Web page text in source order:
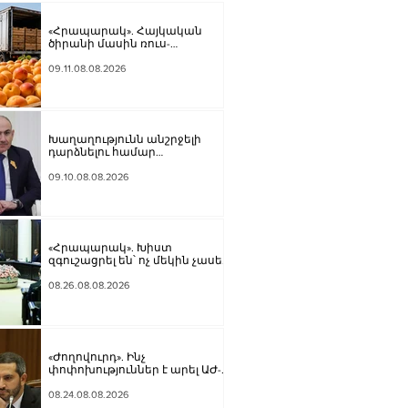
«Հրապարակ». Հայկական
ծիրանի մասին ռուս-
մատնել են «հայկական
09.11.08.08.2026
Խաղաղությունն անշրջելի
դարձնելու համար
«Լեռնային Ղարաբաղի հայերի
09.10.08.08.2026
«Հրապարակ». Խիստ
զգուշացրել են՝ ոչ մեկին չասել
սպառնացել ազատել
08.26.08.08.2026
«Ժողովուրդ». Ինչ
փոփոխություններ է արել ԱԺ-
08.24.08.08.2026